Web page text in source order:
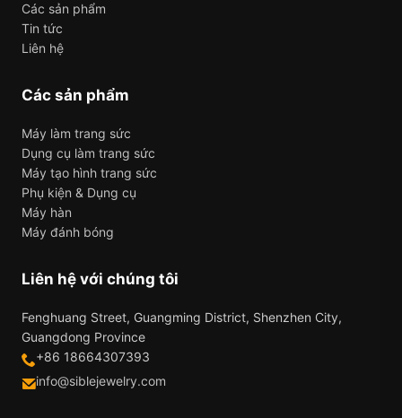
Các sản phẩm
Tin tức
Liên hệ
Các sản phẩm
Máy làm trang sức
Dụng cụ làm trang sức
Máy tạo hình trang sức
Phụ kiện & Dụng cụ
Máy hàn
Máy đánh bóng
Liên hệ với chúng tôi
Fenghuang Street, Guangming District, Shenzhen City,
Guangdong Province
+86 18664307393
info@siblejewelry.com